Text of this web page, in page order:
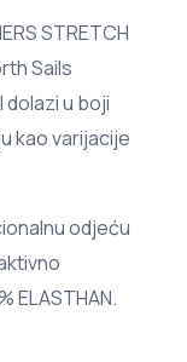
STRETCH
Sails
u boji
kao varijacije
odjeću
ELASTHAN.